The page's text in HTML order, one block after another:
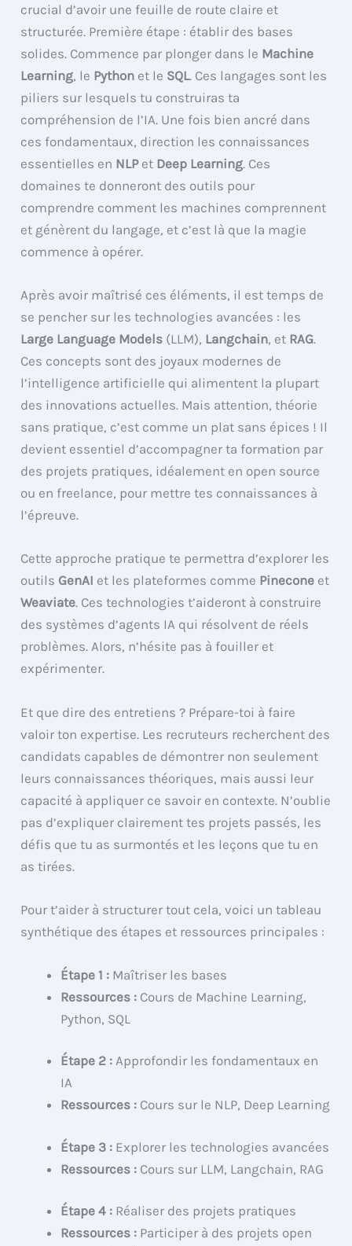
crucial d’avoir une feuille de route claire et
structurée. Première étape : établir des bases
solides. Commence par plonger dans le Machine
Learning, le Python et le SQL. Ces langages sont les
piliers sur lesquels tu construiras ta
compréhension de l’IA. Une fois bien ancré dans
ces fondamentaux, direction les connaissances
essentielles en NLPet Deep Learning. Ces
domaines te donneront des outils pour
comprendre comment les machines comprennent
et génèrent du langage, et c’est là que la magie
commence à opérer.
Après avoir maîtrisé ces éléments, il est temps de
se pencher sur les technologies avancées : les
Large Language Models (LLM), Langchain, et RAG.
Ces concepts sont des joyaux modernes de
l’intelligence artificielle qui alimentent la plupart
des innovations actuelles. Mais attention, théorie
sans pratique, c’est comme un plat sans épices ! Il
devient essentiel d’accompagner ta formation par
des projets pratiques, idéalement en open source
ou en freelance, pour mettre tes connaissances à
l’épreuve.
Cette approche pratique te permettra d’explorer les
outils GenAI et les plateformes comme Pinecone et
Weaviate. Ces technologies t’aideront à construire
des systèmes d’agents IA qui résolvent de réels
problèmes. Alors, n’hésite pas à fouiller et
expérimenter.
Et que dire des entretiens ? Prépare-toi à faire
valoir ton expertise. Les recruteurs recherchent des
candidats capables de démontrer non seulement
leurs connaissances théoriques, mais aussi leur
capacité à appliquer ce savoir en contexte. N’oublie
pas d’expliquer clairement tes projets passés, les
défis que tu as surmontés et les leçons que tu en
as tirées.
Pour t’aider à structurer tout cela, voici un tableau
synthétique des étapes et ressources principales :
Étape 1 : Maîtriser les bases
Ressources : Cours de Machine Learning,
Python, SQL
Étape 2 : Approfondir les fondamentaux en
IA
Ressources : Cours sur le NLP, Deep Learning
Étape 3 : Explorer les technologies avancées
Ressources : Cours sur LLM, Langchain, RAG
Étape 4 : Réaliser des projets pratiques
Ressources : Participer à des projets open